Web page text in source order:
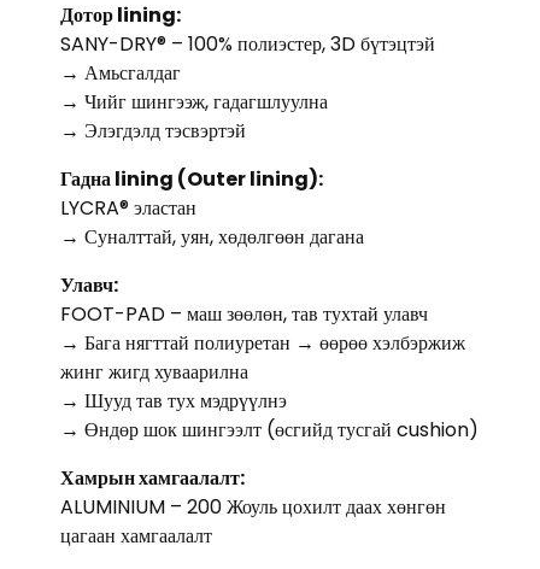
Дотор lining:
SANY-DRY® – 100% полиэстер, 3D бүтэцтэй
→ Амьсгалдаг
→ Чийг шингээж, гадагшлуулна
→ Элэгдэлд тэсвэртэй
Гадна lining (Outer lining):
LYCRA® эластан
→ Суналттай, уян, хөдөлгөөн дагана
Улавч:
FOOT-PAD – маш зөөлөн, тав тухтай улавч
→ Бага нягттай полиуретан → өөрөө хэлбэржиж
жинг жигд хуваарилна
→ Шууд тав тух мэдрүүлнэ
→ Өндөр шок шингээлт (өсгийд тусгай cushion)
Хамрын хамгаалалт:
ALUMINIUM – 200 Жоуль цохилт даах хөнгөн
цагаан хамгаалалт